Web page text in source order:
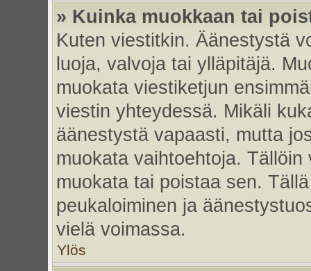
» Kuinka muokkaan tai
Kuten viestitkin. Äänestystä
luoja, valvoja tai ylläpitäjä.
muokata viestiketjun
viestin yhteydessä. Mikäli
äänestystä vapaasti, mutta
muokata vaihtoehtoja.
muokata tai poistaa sen.
peukaloiminen ja
vielä voimassa.
Ylös